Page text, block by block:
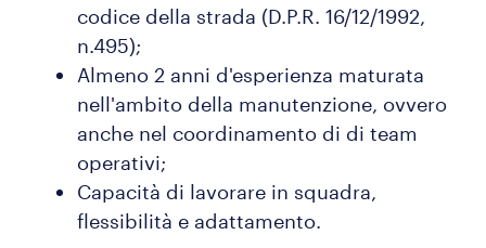
codice della strada (D.P.R. 16/12/1992,
n.495);
Almeno 2 anni d'esperienza maturata
nell'ambito della manutenzione, ovvero
anche nel coordinamento di di team
operativi;
Capacità di lavorare in squadra,
flessibilità e adattamento.